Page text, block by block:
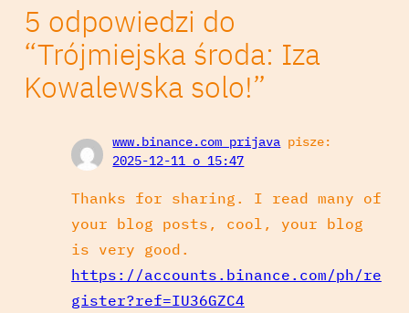
5 odpowiedzi do
“Trójmiejska środa: Iza
Kowalewska solo!”
www.binance.com prijava pisze:
2025-12-11 o 15:47
Thanks for sharing. I read many of
your blog posts, cool, your blog
is very good.
https://accounts.binance.com/ph/re
gister?ref=IU36GZC4